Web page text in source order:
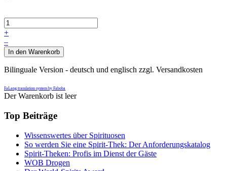
+
–
In den Warenkorb
Bilinguale Version - deutsch und englisch zzgl. Versandkosten
FaLang translation system by Faboba
Der Warenkorb ist leer
Top Beiträge
Wissenswertes über Spirituosen
So werden Sie eine Spirit-Thek: Der Anforderungskatalog
Spirit-Theken: Profis im Dienst der Gäste
WOB Drogen